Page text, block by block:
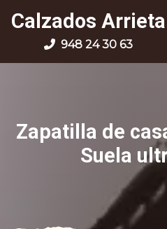
Calzados Arrieta
948 24 30 63
Zapatilla de
Suela